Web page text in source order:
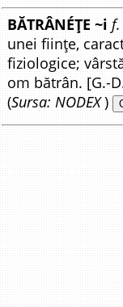
BĂTRÂNÉȚE ~i f.
unei ființe,
fiziologice;
om bătrân. [G.-
(Sursa: NODEX)